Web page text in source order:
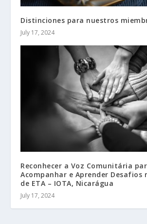
Distinciones para nuestros
July 17, 2024
Reconhecer a Voz Comunitária
Acompanhar e Aprender Desafios
de ETA – IOTA, Nicarágua
July 17, 2024